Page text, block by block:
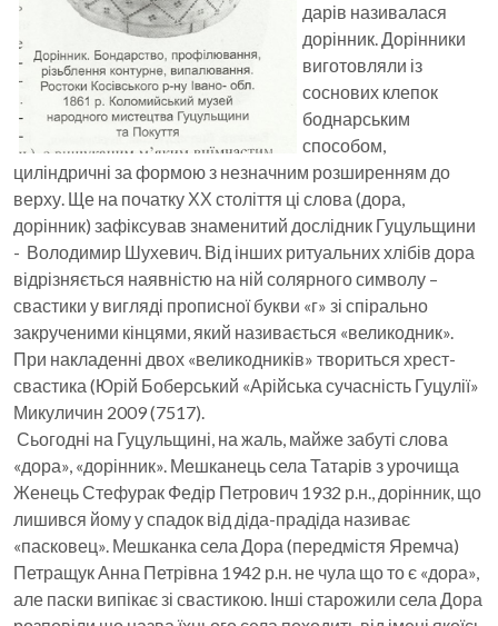
дарів називалася
дорінник. Дорінники
виготовляли із
соснових клепок
боднарським
способом,
циліндричні за формою з незначним розширенням до
верху. Ще на початку ХХ століття ці слова (дора,
дорінник) зафіксував знаменитий дослідник Гуцульщини
- Володимир Шухевич. Від інших ритуальних хлібів дора
відрізняється наявністю на ній солярного символу –
свастики у вигляді прописної букви «г» зі спірально
закрученими кінцями, який називається «великодник».
При накладенні двох «великодників» твориться хрест-
свастика (Юрій Боберський «Арійська сучасність Гуцулії»
Микуличин 2009 (7517).
Сьогодні на Гуцульщині, на жаль, майже забуті слова
«дора», «дорінник». Мешканець села Татарів з урочища
Женець Стефурак Федір Петрович 1932 р.н., дорінник, що
лишився йому у спадок від діда-прадіда називає
«пасковец». Мешканка села Дора (передмістя Яремча)
Петращук Анна Петрівна 1942 р.н. не чула що то є «дора»,
але паски випікає зі свастикою. Інші старожили села Дора